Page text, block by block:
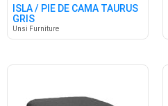
ISLA / PIE DE CAMA TAURUS
GRIS
Unsi Furniture